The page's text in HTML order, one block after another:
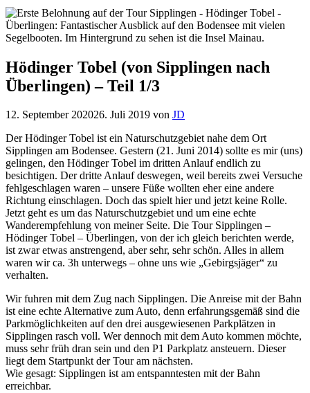
Hödinger Tobel (von Sipplingen nach
Überlingen) – Teil 1/3
12. September 202026. Juli 2019 von JD
Der Hödinger Tobel ist ein Naturschutzgebiet nahe dem Ort
Sipplingen am Bodensee. Gestern (21. Juni 2014) sollte es mir (uns)
gelingen, den Hödinger Tobel im dritten Anlauf endlich zu
besichtigen. Der dritte Anlauf deswegen, weil bereits zwei Versuche
fehlgeschlagen waren – unsere Füße wollten eher eine andere
Richtung einschlagen. Doch das spielt hier und jetzt keine Rolle.
Jetzt geht es um das Naturschutzgebiet und um eine echte
Wanderempfehlung von meiner Seite. Die Tour Sipplingen –
Hödinger Tobel – Überlingen, von der ich gleich berichten werde,
ist zwar etwas anstrengend, aber sehr, sehr schön. Alles in allem
waren wir ca. 3h unterwegs – ohne uns wie „Gebirgsjäger“ zu
verhalten.
Wir fuhren mit dem Zug nach Sipplingen. Die Anreise mit der Bahn
ist eine echte Alternative zum Auto, denn erfahrungsgemäß sind die
Parkmöglichkeiten auf den drei ausgewiesenen Parkplätzen in
Sipplingen rasch voll. Wer dennoch mit dem Auto kommen möchte,
muss sehr früh dran sein und den P1 Parkplatz ansteuern. Dieser
liegt dem Startpunkt der Tour am nächsten.
Wie gesagt: Sipplingen ist am entspanntesten mit der Bahn
erreichbar.